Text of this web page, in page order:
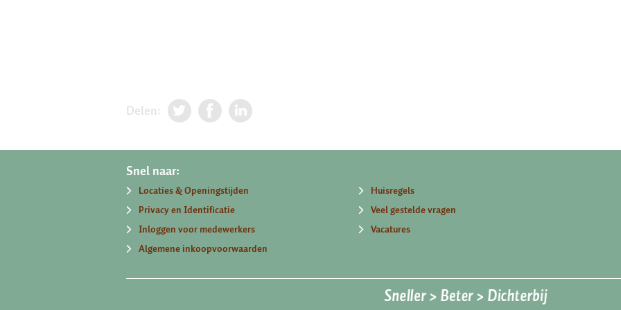
Delen:
Snel naar:
Locaties & Openingstijden
Privacy en Identificatie
Inloggen voor medewerkers
Algemene inkoopvoorwaarden
Huisregels
Veel gestelde vragen
Vacatures